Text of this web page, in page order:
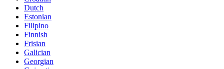
Dutch
Estonian
Filipino
Finnish
Frisian
Galician
Georgian